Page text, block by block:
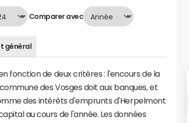
Comparer avec
général
fonction de deux critères : l'encours de la
des Vosges doit aux banques, et
des intérêts d'emprunts d'Herpelmont
au cours de l'année. Les données